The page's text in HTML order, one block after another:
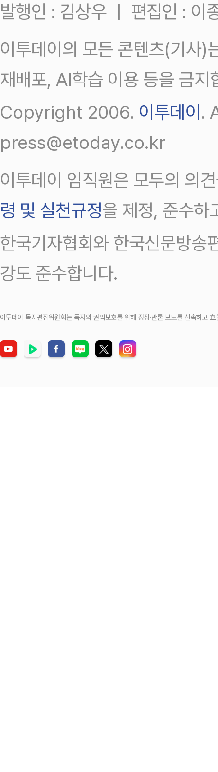
발행인 : 김상우 ㅣ 편집인 : 이
이투데이의 모든 콘텐츠(기사)
재배포, AI학습 이용 등을 금지
Copyright 2006. 이투데이 .
press@etoday.co.kr
이투데이 임직원은 모두의 의
령 및 실천규정을 제정, 준수하
한국기자협회와 한국신문방송
강도 준수합니다.
이투데이 독자편집위원회는 독자의 권익보호를 위해 정정‧반론 보도를 신속하고